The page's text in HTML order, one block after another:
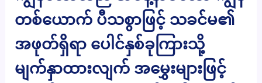
တစ်ယောက် ပီသစွာဖြင့် သခင်မ၏
အဖုတ်ရှိရာ ပေါင်နှစ်ခုကြားသို့
မျက်နှာထားလျက် အမွှေးများဖြင့်